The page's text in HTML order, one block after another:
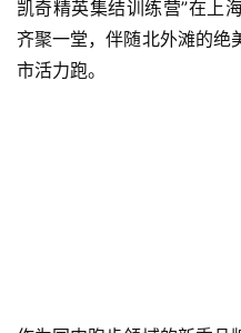
凯奇精英集结训练营”在上
齐聚一堂，伴随北外滩的绝
市活力跑。